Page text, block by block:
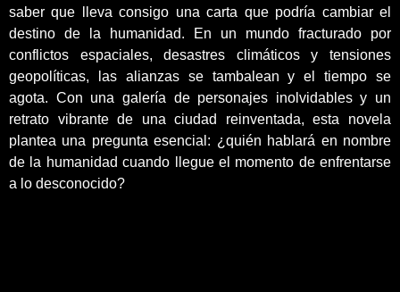
saber que lleva consigo una carta que podría cambiar el
destino de la humanidad. En un mundo fracturado por
conflictos espaciales, desastres climáticos y tensiones
geopolíticas, las alianzas se tambalean y el tiempo se
agota. Con una galería de personajes inolvidables y un
retrato vibrante de una ciudad reinventada, esta novela
plantea una pregunta esencial: ¿quién hablará en nombre
de la humanidad cuando llegue el momento de enfrentarse
a lo desconocido?